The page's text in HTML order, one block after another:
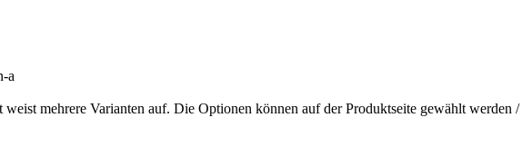
weist mehrere Varianten auf. Die Optionen können auf der Produktseite gewählt werden /